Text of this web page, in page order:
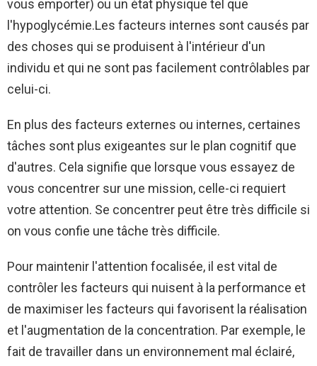
vous emporter) ou un état physique tel que
l'hypoglycémie.Les facteurs internes sont causés par
des choses qui se produisent à l'intérieur d'un
individu et qui ne sont pas facilement contrôlables par
celui-ci.
En plus des facteurs externes ou internes, certaines
tâches sont plus exigeantes sur le plan cognitif que
d'autres. Cela signifie que lorsque vous essayez de
vous concentrer sur une mission, celle-ci requiert
votre attention. Se concentrer peut être très difficile si
on vous confie une tâche très difficile.
Pour maintenir l'attention focalisée, il est vital de
contrôler les facteurs qui nuisent à la performance et
de maximiser les facteurs qui favorisent la réalisation
et l'augmentation de la concentration. Par exemple, le
fait de travailler dans un environnement mal éclairé,